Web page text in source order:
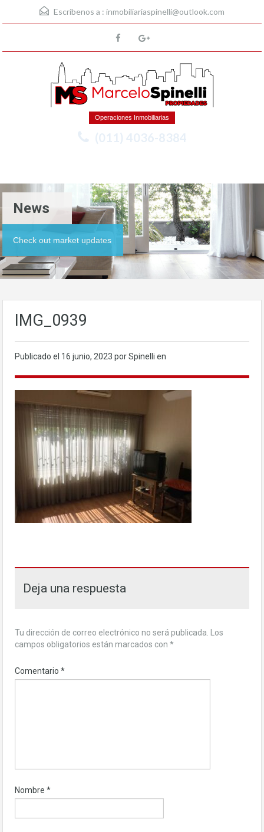
Escríbenos a : inmobiliariaspinelli@outlook.com
Operaciones Inmobiliarias
(011) 4036-8384
News
Check out market updates
IMG_0939
Publicado el 16 junio, 2023 por Spinelli en
Deja una respuesta
Tu dirección de correo electrónico no será publicada.
Los
campos obligatorios están marcados con *
Comentario *
Nombre *